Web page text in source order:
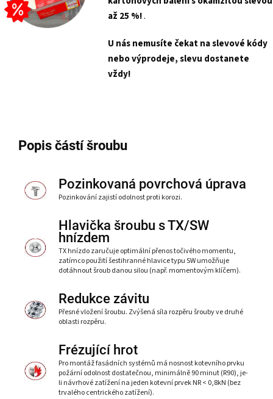
až 25 %!.
U nás nemusíte čekat na slevové kódy
nebo výprodeje, slevu dostanete
vždy!
Popis částí šroubu
Pozinkovaná povrchová úprava
Pozinkování zajistí odolnost proti korozi.
Hlavička šroubu s TX/SW
hnízdem
TX hnízdo zaručuje optimální přenos točivého momentu,
zatímco použití šestihranné hlavice typu SW umožňuje
dotáhnout šroub danou silou (např. momentovým klíčem).
Redukce závitu
Přesné vložení šroubu. Zvýšená síla rozpěru šrouby ve druhé
oblasti rozpěru.
Frézující hrot
Pro montáž fasádních systémů má nosnost kotevního prvku
požární odolnost dostatečnou, minimálně 90 minut (R90), je-
li návrhové zatížení na jeden kotevní prvek NR < 0,8kN (bez
trvalého centrického zatížení).